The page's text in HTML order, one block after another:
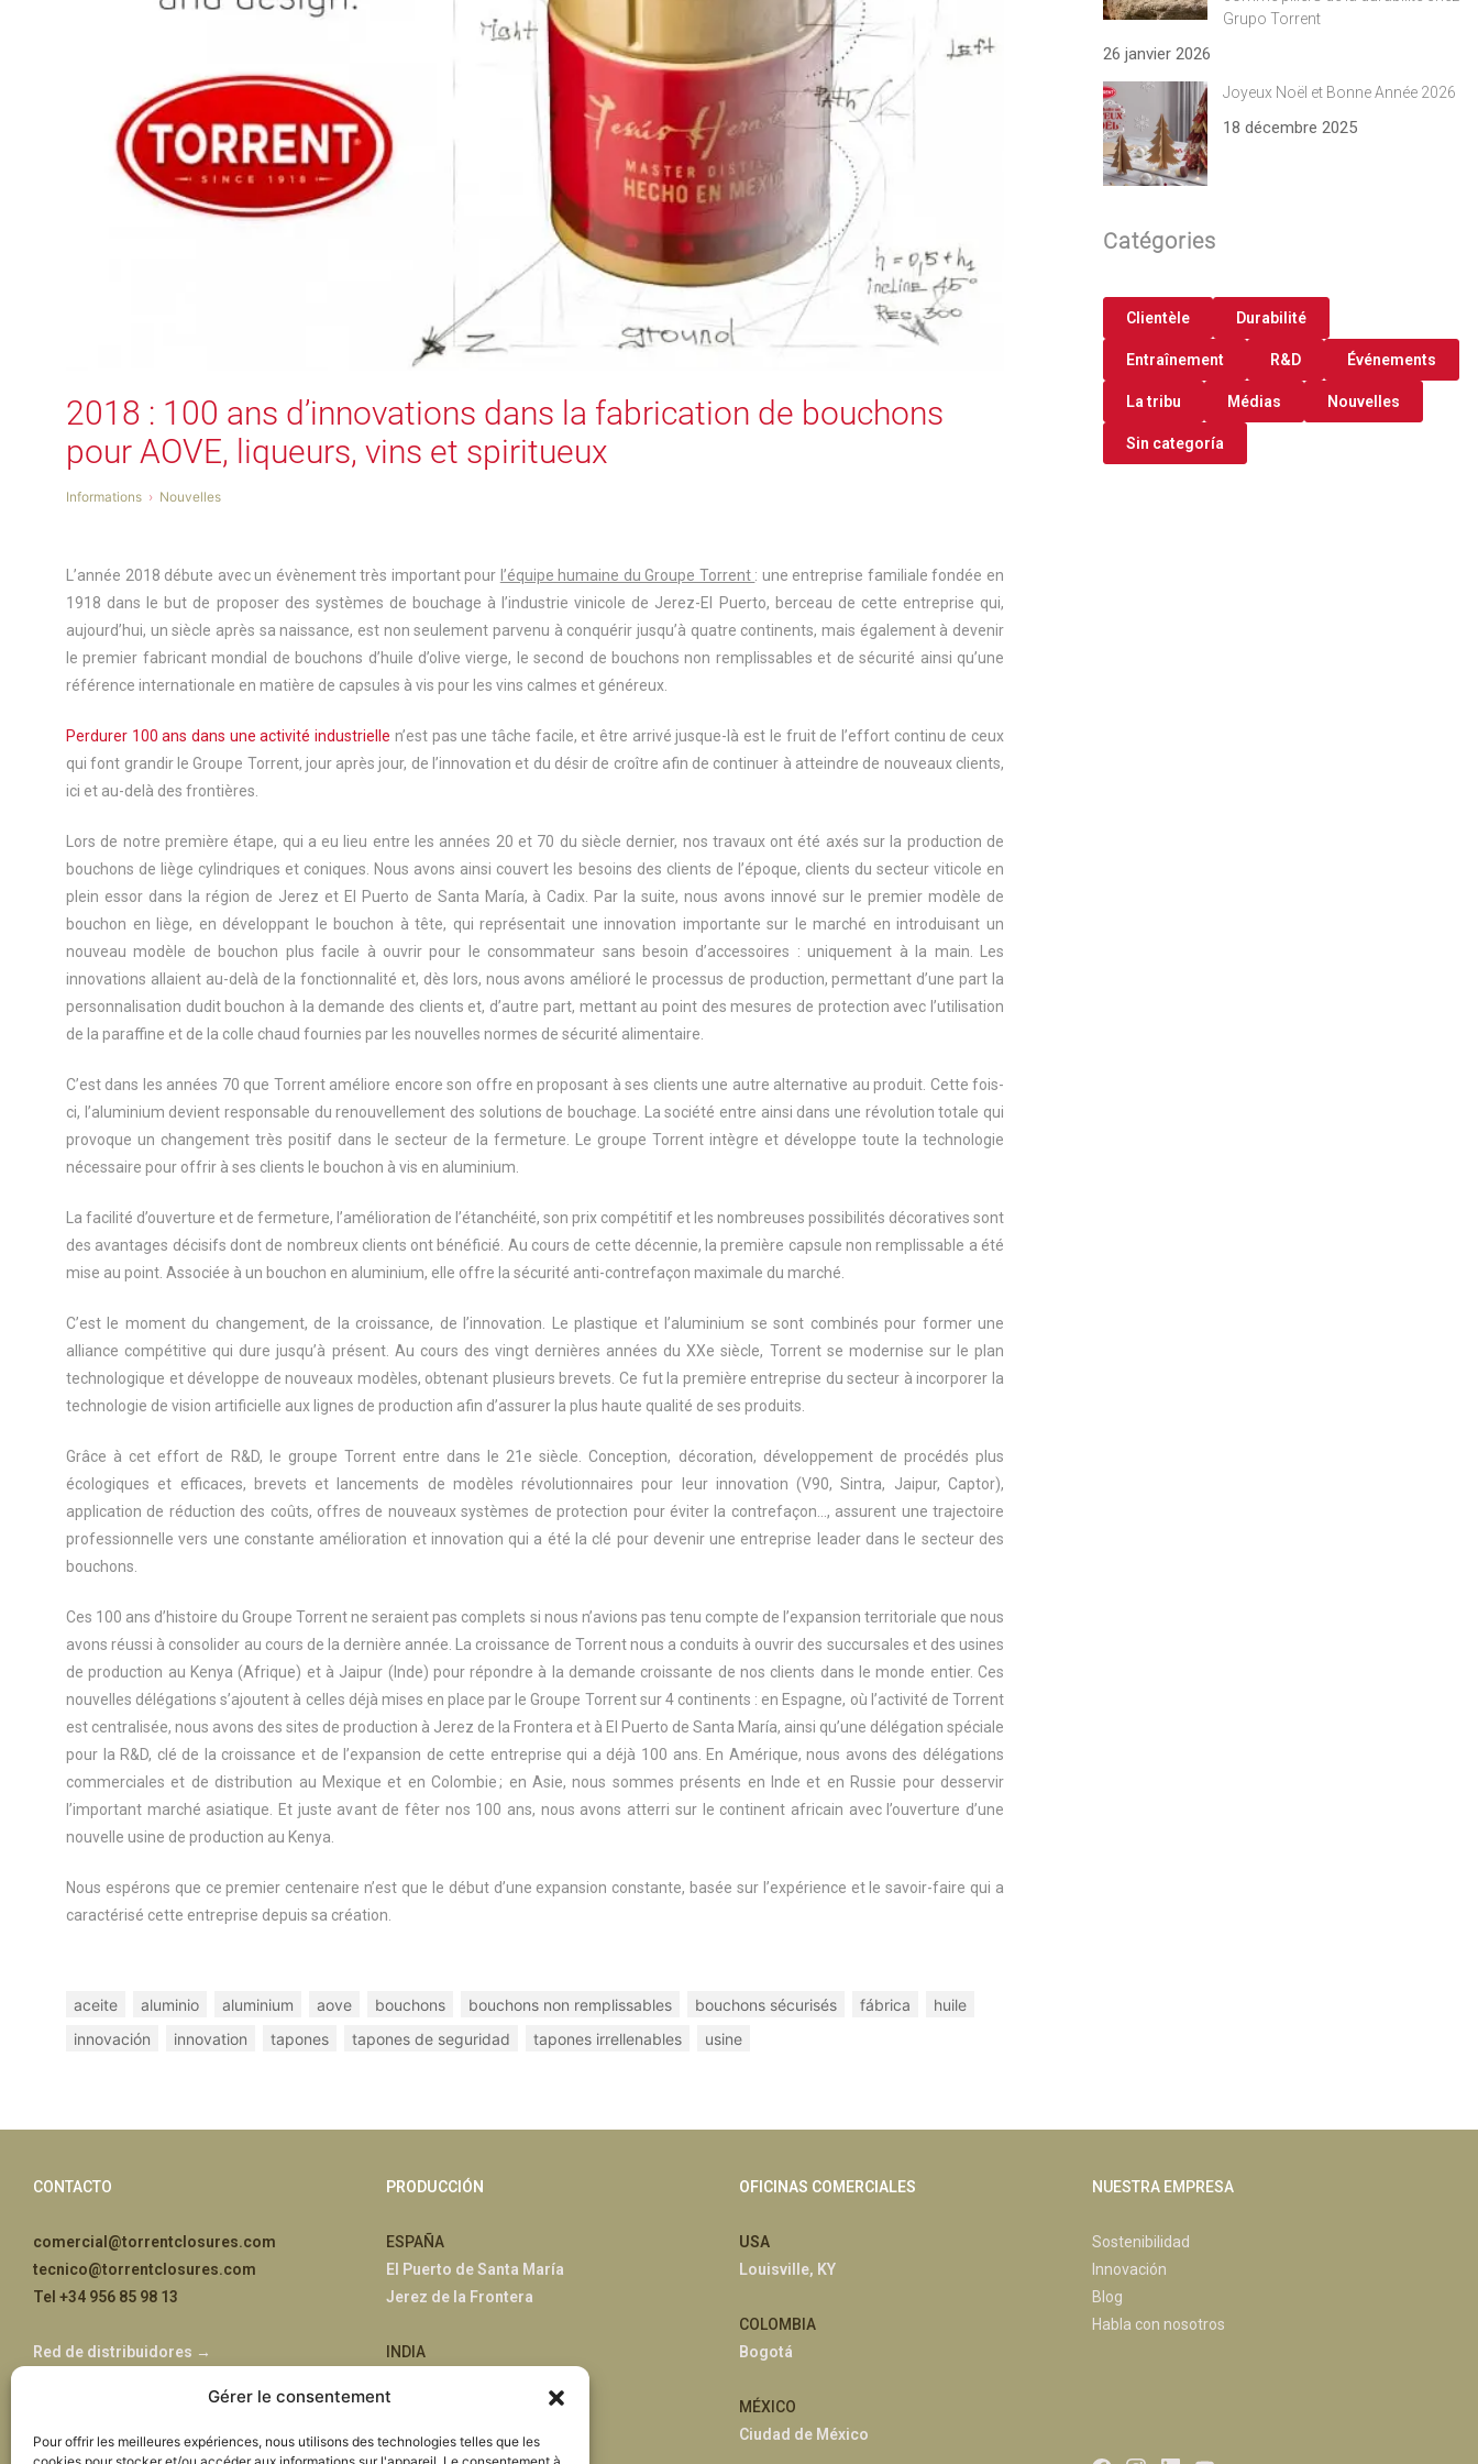
Gérer le consentement
Pour offrir les meilleures expériences, nous utilisons des technologies telles que les
2018 : 100 ans d’innovations dans la fabrication de bouchons
pour AOVE, liqueurs, vins et spiritueux
Informations Nouvelles
L’année 2018 débute avec un évènement très important pour l’équipe humaine du Groupe Torrent : une entreprise familiale fondée en
1918 dans le but de proposer des systèmes de bouchage à l’industrie vinicole de Jerez-El Puerto, berceau de cette entreprise qui,
aujourd’hui, un siècle après sa naissance, est non seulement parvenu à conquérir jusqu’à quatre continents, mais également à devenir
le premier fabricant mondial de bouchons d’huile d’olive vierge, le second de bouchons non remplissables et de sécurité ainsi qu’une
référence internationale en matière de capsules à vis pour les vins calmes et généreux.
Perdurer 100 ans dans une activité industrielle n’est pas une tâche facile, et être arrivé jusque-là est le fruit de l’effort continu de ceux
qui font grandir le Groupe Torrent, jour après jour, de l’innovation et du désir de croître afin de continuer à atteindre de nouveaux clients,
ici et au-delà des frontières.
Lors de notre première étape, qui a eu lieu entre les années 20 et 70 du siècle dernier, nos travaux ont été axés sur la production de
bouchons de liège cylindriques et coniques. Nous avons ainsi couvert les besoins des clients de l’époque, clients du secteur viticole en
plein essor dans la région de Jerez et El Puerto de Santa María, à Cadix. Par la suite, nous avons innové sur le premier modèle de
bouchon en liège, en développant le bouchon à tête, qui représentait une innovation importante sur le marché en introduisant un
nouveau modèle de bouchon plus facile à ouvrir pour le consommateur sans besoin d’accessoires : uniquement à la main. Les
innovations allaient au-delà de la fonctionnalité et, dès lors, nous avons amélioré le processus de production, permettant d’une part la
personnalisation dudit bouchon à la demande des clients et, d’autre part, mettant au point des mesures de protection avec l’utilisation
de la paraffine et de la colle chaud fournies par les nouvelles normes de sécurité alimentaire.
C’est dans les années 70 que Torrent améliore encore son offre en proposant à ses clients une autre alternative au produit. Cette fois-
ci, l’aluminium devient responsable du renouvellement des solutions de bouchage. La société entre ainsi dans une révolution totale qui
provoque un changement très positif dans le secteur de la fermeture. Le groupe Torrent intègre et développe toute la technologie
nécessaire pour offrir à ses clients le bouchon à vis en aluminium.
La facilité d’ouverture et de fermeture, l’amélioration de l’étanchéité, son prix compétitif et les nombreuses possibilités décoratives sont
des avantages décisifs dont de nombreux clients ont bénéficié. Au cours de cette décennie, la première capsule non remplissable a été
mise au point. Associée à un bouchon en aluminium, elle offre la sécurité anti-contrefaçon maximale du marché.
C’est le moment du changement, de la croissance, de l’innovation. Le plastique et l’aluminium se sont combinés pour former une
alliance compétitive qui dure jusqu’à présent. Au cours des vingt dernières années du XXe siècle, Torrent se modernise sur le plan
technologique et développe de nouveaux modèles, obtenant plusieurs brevets. Ce fut la première entreprise du secteur à incorporer la
technologie de vision artificielle aux lignes de production afin d’assurer la plus haute qualité de ses produits.
Grâce à cet effort de R&D, le groupe Torrent entre dans le 21e siècle. Conception, décoration, développement de procédés plus
écologiques et efficaces, brevets et lancements de modèles révolutionnaires pour leur innovation (V90, Sintra, Jaipur, Captor),
application de réduction des coûts, offres de nouveaux systèmes de protection pour éviter la contrefaçon…, assurent une trajectoire
professionnelle vers une constante amélioration et innovation qui a été la clé pour devenir une entreprise leader dans le secteur des
bouchons.
Ces 100 ans d’histoire du Groupe Torrent ne seraient pas complets si nous n’avions pas tenu compte de l’expansion territoriale que nous
avons réussi à consolider au cours de la dernière année. La croissance de Torrent nous a conduits à ouvrir des succursales et des usines
de production au Kenya (Afrique) et à Jaipur (Inde) pour répondre à la demande croissante de nos clients dans le monde entier. Ces
nouvelles délégations s’ajoutent à celles déjà mises en place par le Groupe Torrent sur 4 continents : en Espagne, où l’activité de Torrent
est centralisée, nous avons des sites de production à Jerez de la Frontera et à El Puerto de Santa María, ainsi qu’une délégation spéciale
pour la R&D, clé de la croissance et de l’expansion de cette entreprise qui a déjà 100 ans. En Amérique, nous avons des délégations
commerciales et de distribution au Mexique et en Colombie ; en Asie, nous sommes présents en Inde et en Russie pour desservir
l’important marché asiatique. Et juste avant de fêter nos 100 ans, nous avons atterri sur le continent africain avec l’ouverture d’une
nouvelle usine de production au Kenya.
Nous espérons que ce premier centenaire n’est que le début d’une expansion constante, basée sur l’expérience et le savoir-faire qui a
caractérisé cette entreprise depuis sa création.
aceite aluminio aluminium aove bouchons bouchons non remplissables bouchons sécurisés fábrica
huile
innovación
innovation tapones tapones de seguridad tapones irrellenables usine
Grupo Torrent
26 janvier 2026
Joyeux Noël et Bonne Année 2026
18 décembre 2025
Catégories
Clientèle Durabilité
Entraînement R&D Événements
La tribu Médias Nouvelles
Sin categoría
CONTACTO
comercial@torrentclosures.com
tecnico@torrentclosures.com
Tel +34 956 85 98 13
Red de distribuidores →
PRODUCCIÓN
ESPAÑA
El Puerto de Santa María
Jerez de la Frontera
INDIA
ÁFRICA
OFICINAS COMERCIALES
USA
Louisville, KY
COLOMBIA
Bogotá
MÉXICO
Ciudad de México
NUESTRA EMPRESA
Sostenibilidad
Innovación
Blog
Habla con nosotros